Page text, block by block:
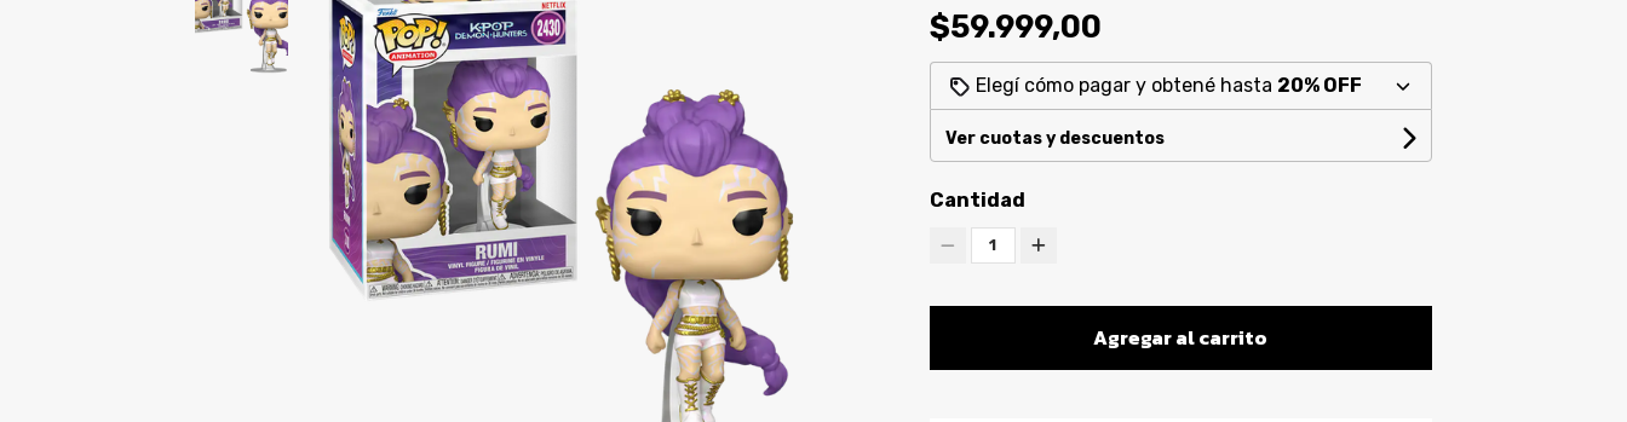
$59.999,00
Elegí cómo pagar y obtené hasta 20% OFF
Ver cuotas y descuentos
Cantidad
1
Agregar al carrito